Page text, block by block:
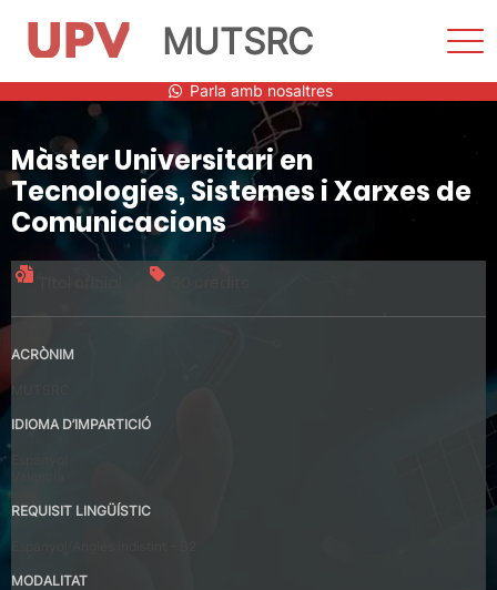
contingut
MUTSRC
Parla amb nosaltres
Màster Universitari en
Tecnologies, Sistemes i Xarxes de
Comunicacions
ACRÒNIM
IDIOMA D’IMPARTICIÓ
REQUISIT LINGÜÍSTIC
MODALITAT